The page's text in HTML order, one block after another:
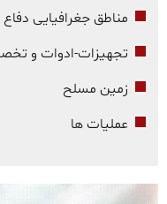
مناطق جغرافیایی
تجهیزات-ادوات و
زمین مسلح
عملیات ها